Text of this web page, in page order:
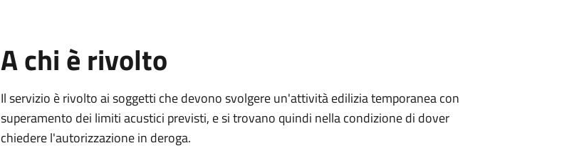
A chi è rivolto
Il servizio è rivolto ai soggetti che devono svolgere un'attività edilizia temporanea con
superamento dei limiti acustici previsti, e si trovano quindi nella condizione di dover
chiedere l'autorizzazione in deroga.